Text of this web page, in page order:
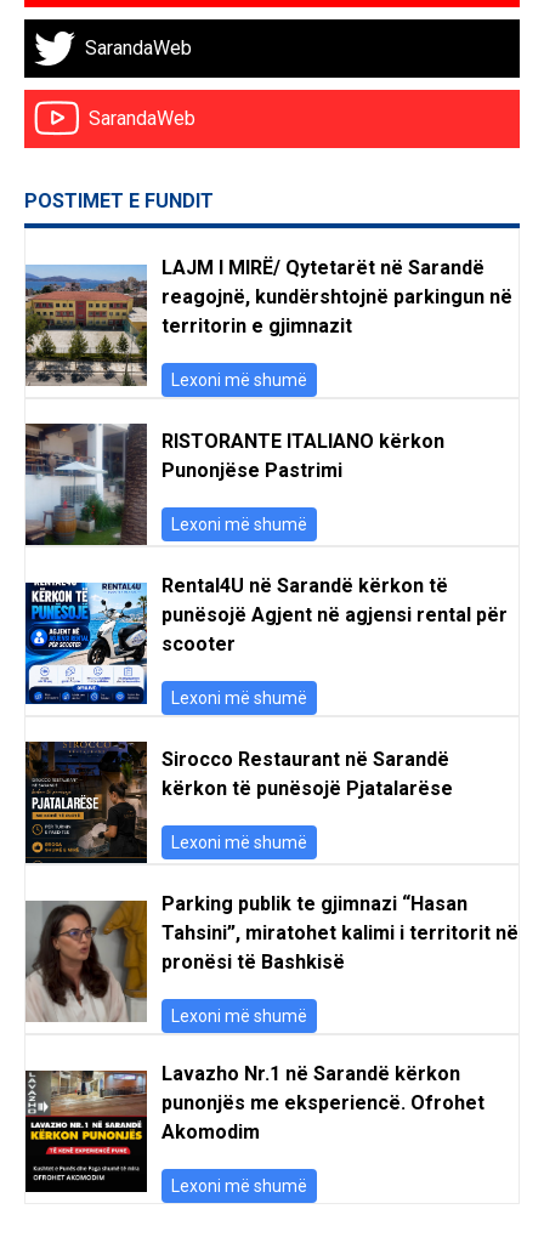
SarandaWeb
SarandaWeb
POSTIMET E FUNDIT
LAJM I MIRË/ Qytetarët në Sarandë
reagojnë, kundërshtojnë parkingun në
territorin e gjimnazit
Lexoni më shumë
RISTORANTE ITALIANO kërkon
Punonjëse Pastrimi
Lexoni më shumë
Rental4U në Sarandë kërkon të
punësojë Agjent në agjensi rental për
scooter
Lexoni më shumë
Sirocco Restaurant në Sarandë
kërkon të punësojë Pjatalarëse
Lexoni më shumë
Parking publik te gjimnazi “Hasan
Tahsini”, miratohet kalimi i territorit në
pronësi të Bashkisë
Lexoni më shumë
Lavazho Nr.1 në Sarandë kërkon
punonjës me eksperiencë. Ofrohet
Akomodim
Lexoni më shumë